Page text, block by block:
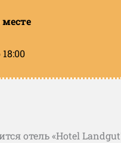
отель «Hotel